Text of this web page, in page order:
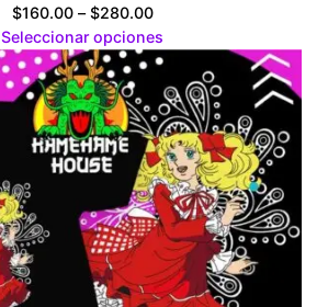
$160.00 – $280.00Price
range:
$160.00
through
$280.00
Seleccionar opciones